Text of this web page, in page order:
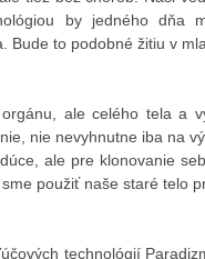
by jedného dňa
Bude to podobné žitiu v
ale celého tela a
nie nevyhnutne iba na
ale pre klonovanie
použiť naše staré telo
technológií